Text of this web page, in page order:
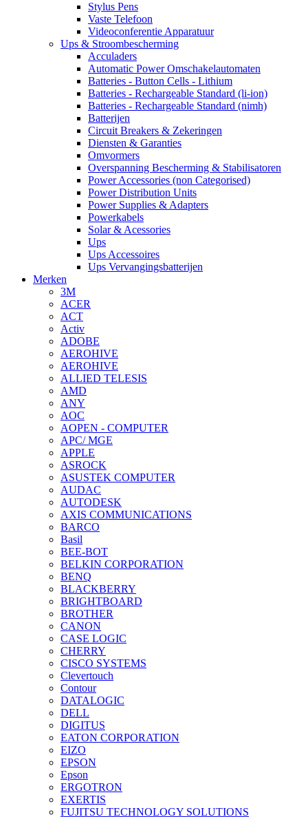
Stylus Pens
Vaste Telefoon
Videoconferentie Apparatuur
Ups & Stroombescherming
Acculaders
Automatic Power Omschakelautomaten
Batteries - Button Cells - Lithium
Batteries - Rechargeable Standard (li-ion)
Batteries - Rechargeable Standard (nimh)
Batterijen
Circuit Breakers & Zekeringen
Diensten & Garanties
Omvormers
Overspanning Bescherming & Stabilisatoren
Power Accessories (non Categorised)
Power Distribution Units
Power Supplies & Adapters
Powerkabels
Solar & Acessories
Ups
Ups Accessoires
Ups Vervangingsbatterijen
Merken
3M
ACER
ACT
Activ
ADOBE
AEROHIVE
AEROHIVE
ALLIED TELESIS
AMD
ANY
AOC
AOPEN - COMPUTER
APC/ MGE
APPLE
ASROCK
ASUSTEK COMPUTER
AUDAC
AUTODESK
AXIS COMMUNICATIONS
BARCO
Basil
BEE-BOT
BELKIN CORPORATION
BENQ
BLACKBERRY
BRIGHTBOARD
BROTHER
CANON
CASE LOGIC
CHERRY
CISCO SYSTEMS
Clevertouch
Contour
DATALOGIC
DELL
DIGITUS
EATON CORPORATION
EIZO
EPSON
Epson
ERGOTRON
EXERTIS
FUJITSU TECHNOLOGY SOLUTIONS